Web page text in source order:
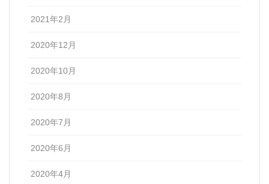
2021年2月
2020年12月
2020年10月
2020年8月
2020年7月
2020年6月
2020年4月